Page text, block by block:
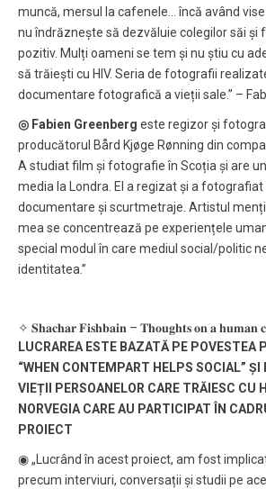
muncă, mersul la cafenele… încă având
nu îndrăznește să dezvăluie colegilor săi și
pozitiv. Mulți oameni se tem și nu știu cu
să trăiești cu HIV. Seria de fotografii
documentare fotografică a vieții sale.” –
◎ Fabien Greenberg este regizor și
producătorul Bård Kjøge Rønning din
A studiat film și fotografie în Scoția și are
media la Londra. El a regizat și a
documentare și scurtmetraje. Artistul
mea se concentrează pe experiențele
special modul în care mediul social/politic
identitatea.”
✧ 𝐒𝐡𝐚𝐜𝐡𝐚𝐫 𝐅𝐢𝐬𝐡𝐛𝐚𝐢𝐧 – 𝐓𝐡𝐨𝐮𝐠𝐡𝐭𝐬 𝐨𝐧 𝐚 𝐡𝐮𝐦𝐚𝐧
LUCRAREA ESTE BAZATĂ PE POVESTEA
“WHEN CONTEMPART HELPS SOCIAL” ȘI
VIEȚII PERSOANELOR CARE TRĂIESC CU
NORVEGIA CARE AU PARTICIPAT ÎN
PROIECT
◉ „Lucrând în acest proiect, am fost
precum interviuri, conversații și studii pe